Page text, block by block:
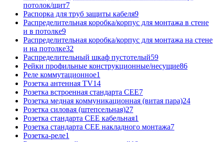
потолок/щит7
Распорка для труб защиты кабеля9
Распределительная коробка/корпус для монтажа в стене
и в потолке9
Распределительная коробка/корпус для монтажа на стене
и на потолке32
Распределительный шкаф пустотелый59
Рейки профильные конструкционные/несущие86
Реле коммутационное1
Розетка антенная TV14
Розетка встроенная стандарта CEE7
Розетка медная коммуникационная (витая пара)24
Розетка силовая (штепсельная)27
Розетка стандарта СЕЕ кабельная1
Розетка стандарта СЕЕ накладного монтажа7
Розетка-реле1